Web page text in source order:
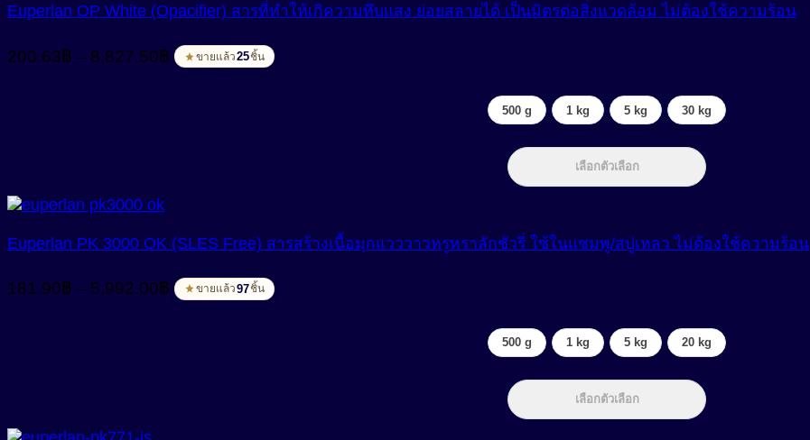
Euperlan OP White (Opacifier) สารที่ทำให้เกิความทึบแสง ย่อยสลายได้ เป็นมิตรต่อสิ่งแวดล้อม ไม่ต้องใช้ความร้อน
200.63฿ – 8,827.50฿
Price
range:ขายแล้ว25ชิ้น
500 g 1 kg 5 kg 30 kg
เลือกตัวเลือก
Euperlan PK 3000 OK (SLES Free) สารสร้างเนื้อมุกแวววาวหรูหราลักชัวรี่ ใช้ในแชมพู/สบู่เหลว ไม่ต้องใช้ความร้อน
181.90฿ – 5,992.00฿
Price
range:ขายแล้ว97ชิ้น
500 g 1 kg 5 kg 20 kg
เลือกตัวเลือก